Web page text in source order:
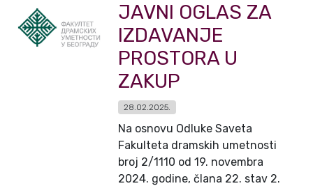
JAVNI OGLAS ZA
IZDAVANJE
PROSTORA U
ZAKUP
28.02.2025.
Na osnovu Odluke Saveta
Fakulteta dramskih umetnosti
broj 2/1110 od 19. novembra
2024. godine, člana 22. stav 2.